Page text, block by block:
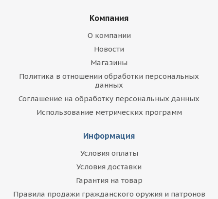
Компания
О компании
Новости
Магазины
Политика в отношении обработки персональных
данных
Соглашение на обработку персональных данных
Использование метрических программ
Информация
Условия оплаты
Условия доставки
Гарантия на товар
Правила продажи гражданского оружия и патронов